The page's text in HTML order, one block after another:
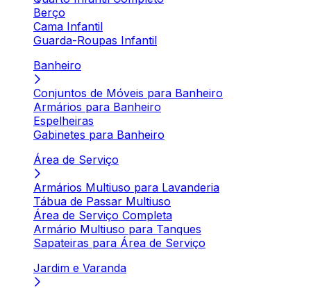
Berço
Cama Infantil
Guarda-Roupas Infantil
Banheiro
Conjuntos de Móveis para Banheiro
Armários para Banheiro
Espelheiras
Gabinetes para Banheiro
Área de Serviço
Armários Multiuso para Lavanderia
Tábua de Passar Multiuso
Área de Serviço Completa
Armário Multiuso para Tanques
Sapateiras para Área de Serviço
Jardim e Varanda